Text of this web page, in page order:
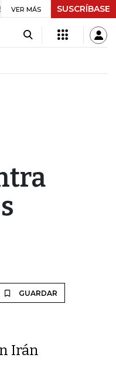
UVR $ 417,01 +$ 0,05 +0,01%
VER MÁS SUSCRÍBASE
GUARDAR
Irán